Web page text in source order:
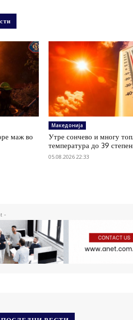
маж во
Македонија
Утре сончево и многу
температура до 39
05.08.2026 22:33
-